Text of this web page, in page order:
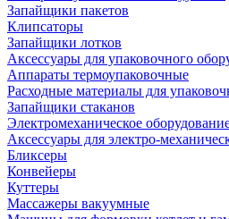
Запайщики пакетов
Клипсаторы
Запайщики лотков
Аксессуары для упаковочного
Аппараты термоупаковочные
Расходные материалы для
Запайщики стаканов
Электромеханическое
Аксессуары для электро-
Бликсеры
Конвейеры
Куттеры
Массажеры вакуумные